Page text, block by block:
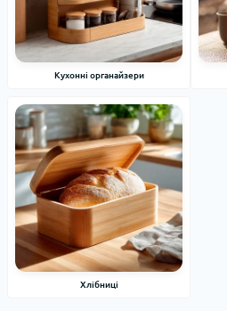
Кухонні органайзери
Хлібниці